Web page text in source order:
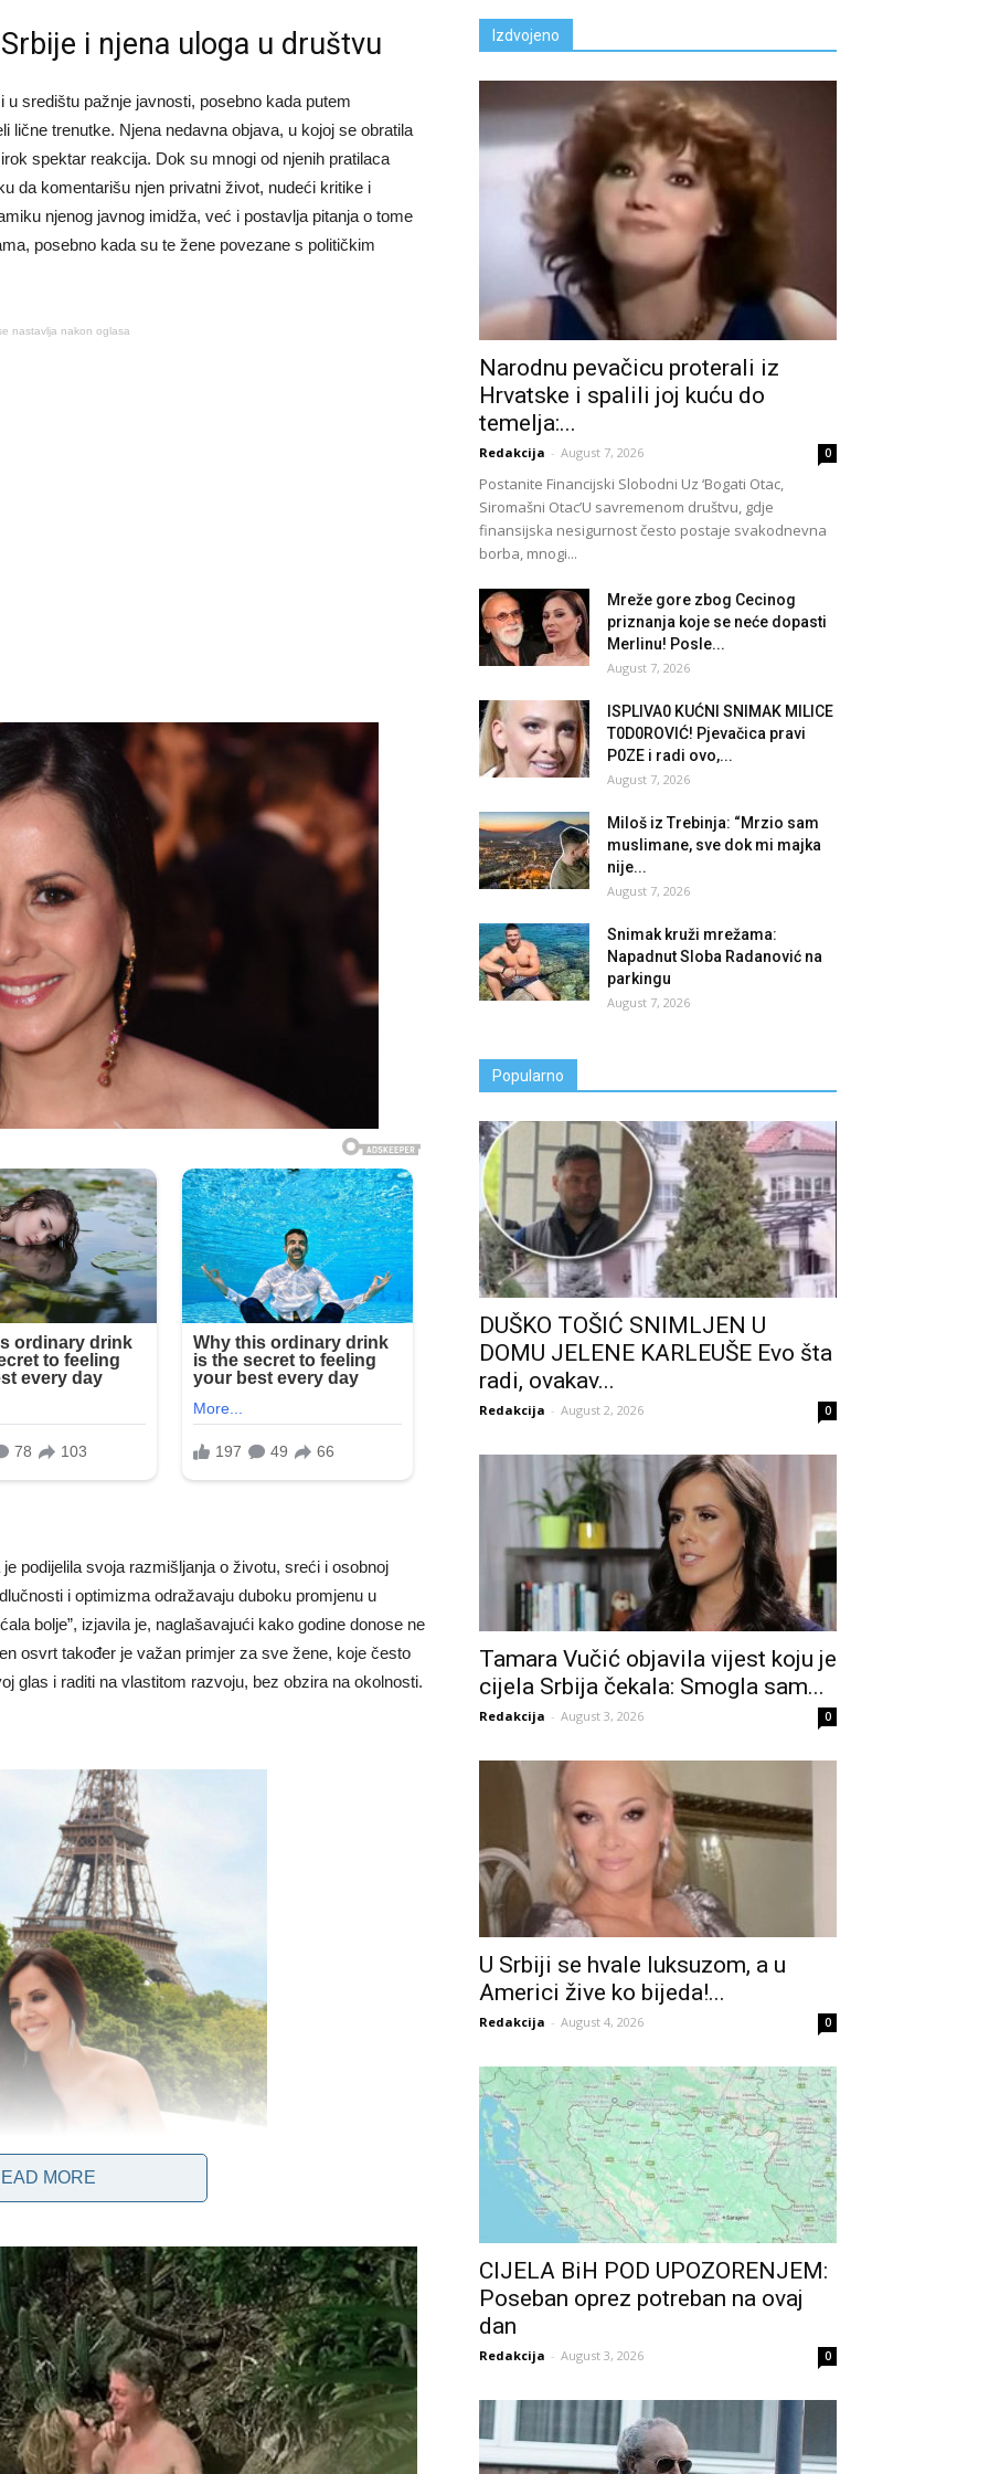
i njena uloga u društvu
središtu pažnje javnosti, posebno kada putem
lične trenutke. Njena nedavna objava, u kojoj se obratila
spektar reakcija. Dok su mnogi od njenih pratilaca
da komentarišu njen privatni život, nudeći kritike i
njenog javnog imidža, već i postavlja pitanja o tome
posebno kada su te žene povezane s političkim
nastavlja nakon oglasa
je podijelila svoja razmišljanja o životu, sreći i osobnoj
i optimizma odražavaju duboku promjenu u
bolje”, izjavila je, naglašavajući kako godine donose ne
osvrt također je važan primjer za sve žene, koje često
glas i raditi na vlastitom razvoju, bez obzira na okolnosti.
karijera u medijima prije nego što je postala prva dama
kao televizijska novinarka, gdje je stekla vještine
MORE
Izdvojeno
Narodnu pevačicu proterali iz
Hrvatske i spalili joj kuću do
temelja:...
Redakcija - August 7, 2026 0
Postanite Financijski Slobodni Uz ‘Bogati Otac,
Siromašni Otac’U savremenom društvu, gdje
finansijska nesigurnost često postaje svakodnevna
borba, mnogi...
Mreže gore zbog Cecinog
priznanja koje se neće dopasti
Merlinu! Posle...
August 7, 2026
lSPLlVA0 KUĆNl SNlMAK MlLlCE
T0D0ROVlĆ! Pjevačica pravi
P0ZE i radi ovo,...
August 7, 2026
Miloš iz Trebinja: “Mrzio sam
muslimane, sve dok mi majka
nije...
August 7, 2026
Snimak kruži mrežama:
Napadnut Sloba Radanović na
parkingu
August 7, 2026
Popularno
DUŠKO TOŠIĆ SNIMLJEN U
DOMU JELENE KARLEUŠE Evo šta
radi, ovakav...
Redakcija - August 2, 2026 0
Tamara Vučić objavila vijest koju je
cijela Srbija čekala: Smogla sam...
Redakcija - August 3, 2026 0
U Srbiji se hvale luksuzom, a u
Americi žive ko bijeda!...
Redakcija - August 4, 2026 0
CIJELA BiH POD UPOZORENJEM:
Poseban oprez potreban na ovaj
dan
Redakcija - August 3, 2026 0